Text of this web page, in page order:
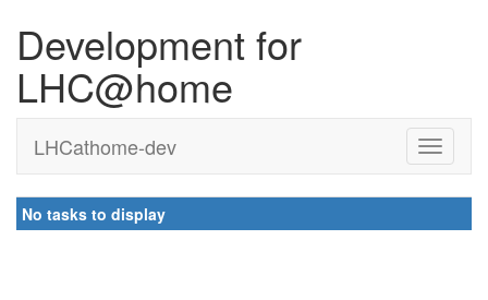
Development for
LHC@home
LHCathome-dev
No tasks to display